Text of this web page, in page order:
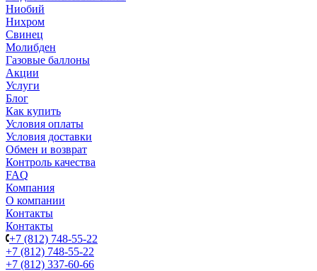
Ниобий
Нихром
Свинец
Молибден
Газовые баллоны
Акции
Услуги
Блог
Как купить
Условия оплаты
Условия доставки
Обмен и возврат
Контроль качества
FAQ
Компания
О компании
Контакты
Контакты
+7 (812) 748-55-22
+7 (812) 748-55-22
+7 (812) 337-60-66